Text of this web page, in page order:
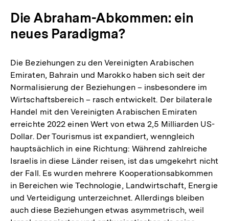
Die Abraham-Abkommen: ein
neues Paradigma?
Die Beziehungen zu den Vereinigten Arabischen
Emiraten, Bahrain und Marokko haben sich seit der
Normalisierung der Beziehungen – insbesondere im
Wirtschaftsbereich – rasch entwickelt. Der bilaterale
Handel mit den Vereinigten Arabischen Emiraten
erreichte 2022 einen Wert von etwa 2,5 Milliarden US-
Dollar. Der Tourismus ist expandiert, wenngleich
hauptsächlich in eine Richtung: Während zahlreiche
Israelis in diese Länder reisen, ist das umgekehrt nicht
der Fall. Es wurden mehrere Kooperationsabkommen
in Bereichen wie Technologie, Landwirtschaft, Energie
und Verteidigung unterzeichnet. Allerdings bleiben
auch diese Beziehungen etwas asymmetrisch, weil